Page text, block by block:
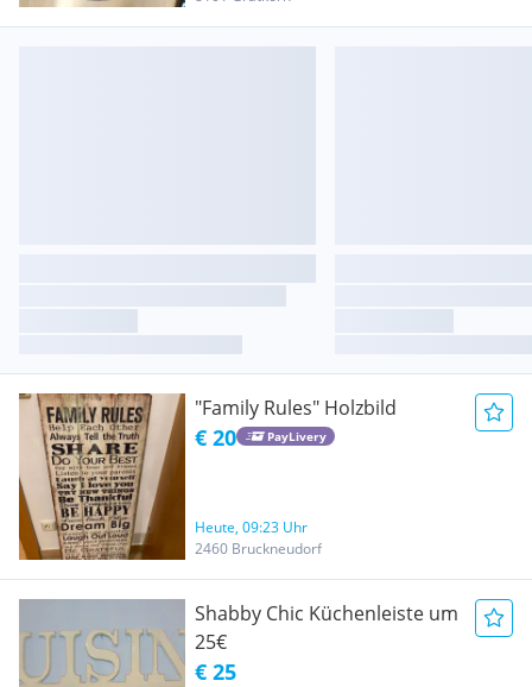
"Family Rules" Holzbild
€ 20 PayLivery
Heute, 09:23 Uhr
2460 Bruckneudorf
Shabby Chic Küchenleiste um
25€
€ 25